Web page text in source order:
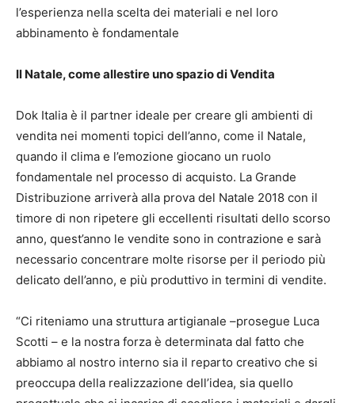
l’esperienza nella scelta dei materiali e nel loro
abbinamento è fondamentale
Il Natale, come allestire uno spazio di Vendita
Dok Italia è il partner ideale per creare gli ambienti di
vendita nei momenti topici dell’anno, come il Natale,
quando il clima e l’emozione giocano un ruolo
fondamentale nel processo di acquisto. La Grande
Distribuzione arriverà alla prova del Natale 2018 con il
timore di non ripetere gli eccellenti risultati dello scorso
anno, quest’anno le vendite sono in contrazione e sarà
necessario concentrare molte risorse per il periodo più
delicato dell’anno, e più produttivo in termini di vendite.
“Ci riteniamo una struttura artigianale –prosegue Luca
Scotti – e la nostra forza è determinata dal fatto che
abbiamo al nostro interno sia il reparto creativo che si
preoccupa della realizzazione dell’idea, sia quello